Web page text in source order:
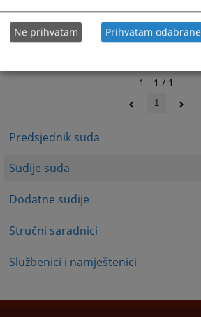
Predsjednik suda
Sudije suda
Dodatne sudije
Stručni saradnici
Službenici i namještenici
1 - 1 / 1
1
Ne prihvatam Prihvatam odabrane